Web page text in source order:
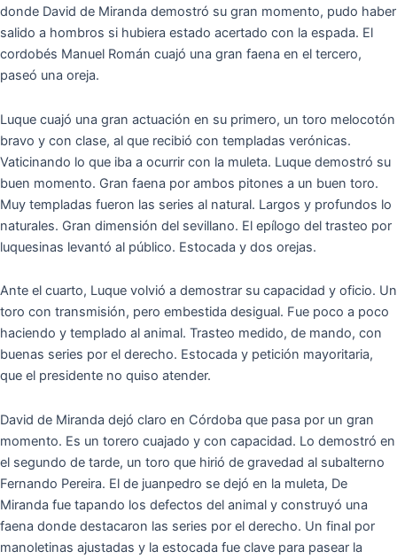
donde David de Miranda demostró su gran momento, pudo haber
salido a hombros si hubiera estado acertado con la espada. El
cordobés Manuel Román cuajó una gran faena en el tercero,
paseó una oreja.
Luque cuajó una gran actuación en su primero, un toro melocotón
bravo y con clase, al que recibió con templadas verónicas.
Vaticinando lo que iba a ocurrir con la muleta. Luque demostró su
buen momento. Gran faena por ambos pitones a un buen toro.
Muy templadas fueron las series al natural. Largos y profundos lo
naturales. Gran dimensión del sevillano. El epílogo del trasteo por
luquesinas levantó al público. Estocada y dos orejas.
Ante el cuarto, Luque volvió a demostrar su capacidad y oficio. Un
toro con transmisión, pero embestida desigual. Fue poco a poco
haciendo y templado al animal. Trasteo medido, de mando, con
buenas series por el derecho. Estocada y petición mayoritaria,
que el presidente no quiso atender.
David de Miranda dejó claro en Córdoba que pasa por un gran
momento. Es un torero cuajado y con capacidad. Lo demostró en
el segundo de tarde, un toro que hirió de gravedad al subalterno
Fernando Pereira. El de juanpedro se dejó en la muleta, De
Miranda fue tapando los defectos del animal y construyó una
faena donde destacaron las series por el derecho. Un final por
manoletinas ajustadas y la estocada fue clave para pasear la